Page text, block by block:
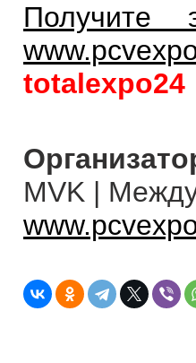
Получите
totalexpo24
MVK |